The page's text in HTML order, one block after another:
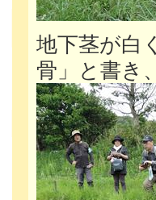
地下茎が白
骨」と書き